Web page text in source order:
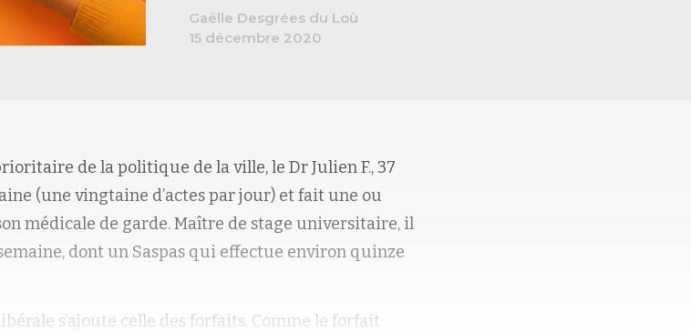
Gaëlle Desgrées du Loû
15 décembre 2020
de la politique de la ville, le Dr Julien F., 37
(une vingtaine d’actespar jour) et fait une ou
médicale de garde.Maître de stage universitaire, il
dont un Saspas qui effectue environ quinze
s’ajoute celle des forfaits. Comme le forfait